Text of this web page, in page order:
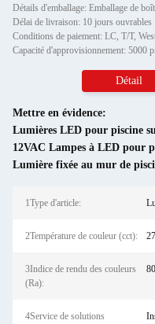
Détails d'emballage: Emballage de
Délai de livraison: 10 jours ouvrables
Conditions de paiement: LC, T/T,
Capacité d'approvisionnement: 5000
Détail
Mettre en évidence:
Lumières LED pour piscine
12VAC Lampes à LED pour
Lumière fixée au mur de
1Type d'article:
2Température de couleur (cct):
3Indice de rendu des couleurs
(Ra):
80
4Service de solutions